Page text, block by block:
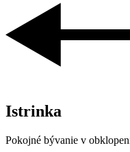
Istrinka
Pokojné bývanie v